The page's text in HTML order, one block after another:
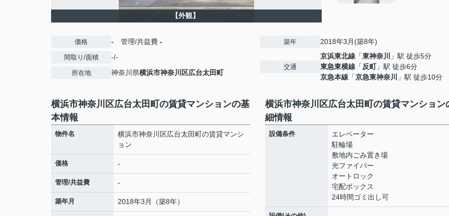
【外観】
価格 - 管理/共益費 -
間取り/面積 -/-
所在地 神奈川県横浜市神奈川区広台太田町
築年 2018年3月(築8年)
交通
京浜東北線 「東神奈川
」駅 徒歩5分
東急東横線 「 反町」駅 徒歩6分
京急本線 「京急東神奈川 」駅 徒歩10分
横浜市神奈川区広台太田町の賃貸マンションの基
本情報
物件名
横浜市神奈川区広台太田町の賃貸マンシ
ョン
価格 -
管理/共益費 -
築年月 2018年3月（築8年）
横浜市神奈川区広台太田町の賃貸マンション
細情報
設備条件
エレベーター
駐輪場
敷地内ごみ置き場
光ファイバー
オートロック
宅配ボックス
24時間ゴミ出し可